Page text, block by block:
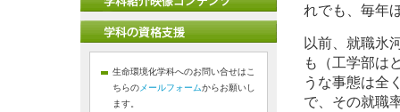
生命環境化学科へのお問い合せはこ
ちらの メールフォームからお願いし
ます。
れでも、毎年
以前、就職氷
も（工学部は
うな事態は全
で、その就職